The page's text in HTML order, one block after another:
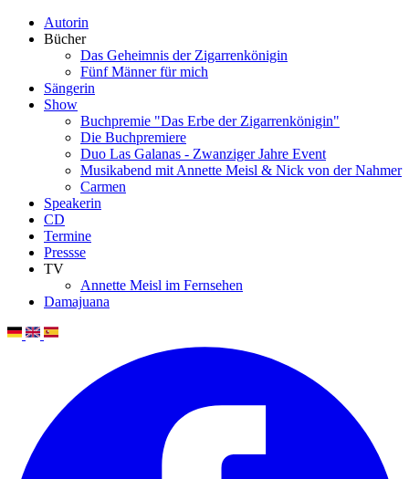
Autorin
Bücher
Das Geheimnis der Zigarrenkönigin
Fünf Männer für mich
Sängerin
Show
Buchpremie "Das Erbe der Zigarrenkönigin"
Die Buchpremiere
Duo Las Galanas - Zwanziger Jahre Event
Musikabend mit Annette Meisl & Nick von der Nahmer
Carmen
Speakerin
CD
Termine
Pressse
TV
Annette Meisl im Fernsehen
Damajuana